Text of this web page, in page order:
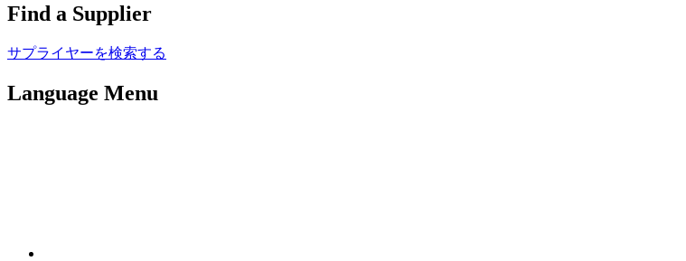
Find a Supplier
サプライヤーを検索する
Language Menu